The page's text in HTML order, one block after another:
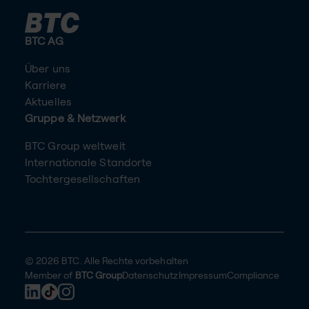
BTC AG
Über uns
Karriere
Aktuelles
Gruppe & Netzwerk
BTC Group weltweit
Internationale Standorte
Tochtergesellschaften
© 2026 BTC. Alle Rechte vorbehalten
Member of BTC GroupDatenschutz ImpressumCompliance